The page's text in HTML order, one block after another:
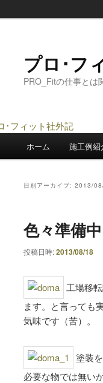
プロ･フ
PRO_Fitの仕事とは
ホーム 施工例紹
日別アーカイブ: 2013/
色々準備中
投稿日時:2013/08/18
工場移
ます。と言っても
気味です（苦）。
塗装
必要な物では無い